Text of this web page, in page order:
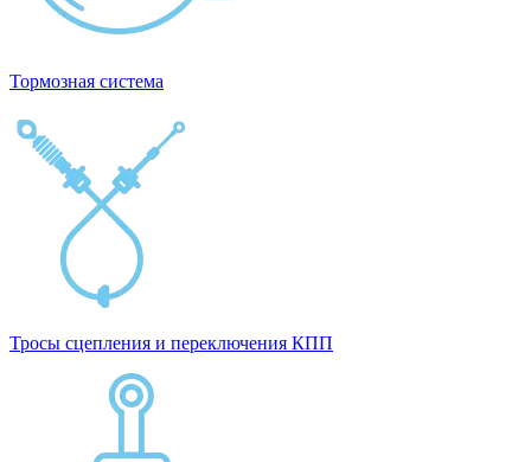
Тормозная система
Тросы сцепления и переключения КПП